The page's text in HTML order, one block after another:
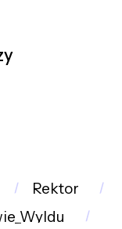
Rektor